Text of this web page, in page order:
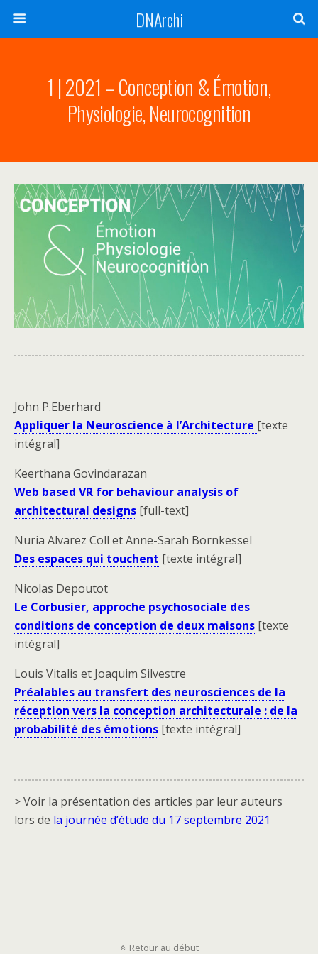
DNArchi
1 | 2021 – Conception & Émotion,
Physiologie, Neurocognition
John P.Eberhard
Appliquer la Neuroscience à l’Architecture [texte
intégral]
Keerthana Govindarazan
Web based VR for behaviour analysis of
architectural designs [full-text]
Nuria Alvarez Coll et Anne-Sarah Bornkessel
Des espaces qui touchent [texte intégral]
Nicolas Depoutot
Le Corbusier, approche psychosociale des
conditions de conception de deux maisons [texte
intégral]
Louis Vitalis et Joaquim Silvestre
Préalables au transfert des neurosciences de la
réception vers la conception architecturale : de la
probabilité des émotions [texte intégral]
> Voir la présentation des articles par leur auteurs
lors de la journée d’étude du 17 septembre 2021
Retour au début